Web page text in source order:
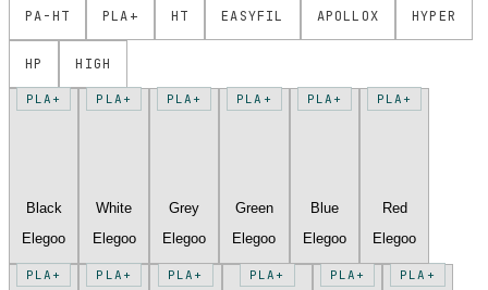
PA-HT PLA+ HT EASYFIL APOLLOX HYPER
HP HIGH
PLA+
Black
Elegoo
PLA+
White
Elegoo
PLA+
Grey
Elegoo
PLA+
Green
Elegoo
PLA+
Blue
Elegoo
PLA+
Red
Elegoo
PLA+ PLA+ PLA+ PLA+ PLA+ PLA+